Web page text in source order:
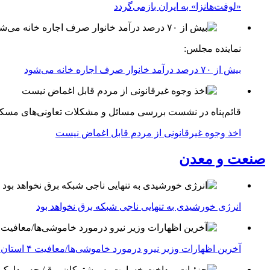
«لوفت‌هانزا» به ایران بازمی‌گردد
نماینده مجلس:
بیش از ۷۰ درصد درآمد خانوار صرف اجاره خانه می‌شود
قائم‌پناه در نشست بررسی مسائل و مشکلات تعاونی‌های
اخذ وجوه غیرقانونی از مردم قابل اغماض نیست
صنعت و معدن
انرژی خورشیدی به تنهایی ناجی شبکه برق نخواهد بود
آخرین اظهارات وزیر نیرو درمورد خاموشی‌ها/معافیت ۴ استان جنوبی درگیر جنگ از قطعی برق